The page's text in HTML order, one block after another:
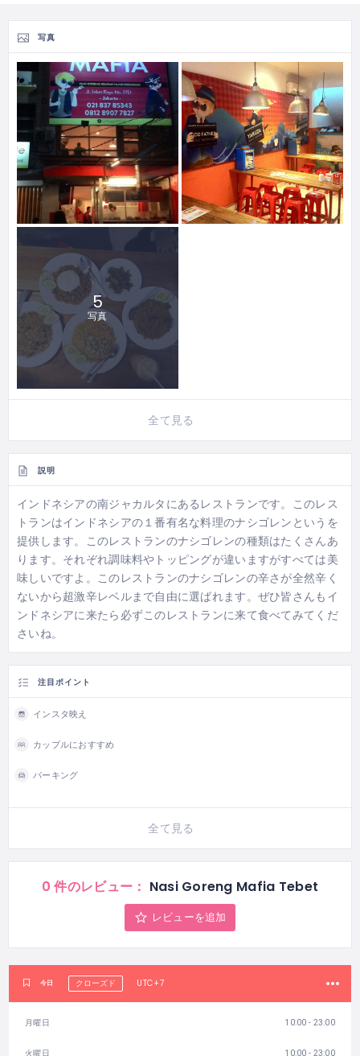
写真
5
写真
全て見る
説明
インドネシアの南ジャカルタにあるレストランです。このレス
トランはインドネシアの１番有名な料理のナシゴレンというを
提供します。このレストランのナシゴレンの種類はたくさんあ
ります。それぞれ調味料やトッピングが違いますがすべては美
味しいですよ。このレストランのナシゴレンの辛さが全然辛く
ないから超激辛レベルまで自由に選ばれます。ぜひ皆さんもイ
ンドネシアに来たら必ずこのレストランに来て食べてみてくだ
さいね。
注目ポイント
インスタ映え
カップルにおすすめ
パーキング
全て見る
0 件のレビュー： Nasi Goreng Mafia Tebet
レビューを追加
今日 クローズド UTC+7
月曜日 10:00 - 23:00
火曜日 10:00 - 23:00